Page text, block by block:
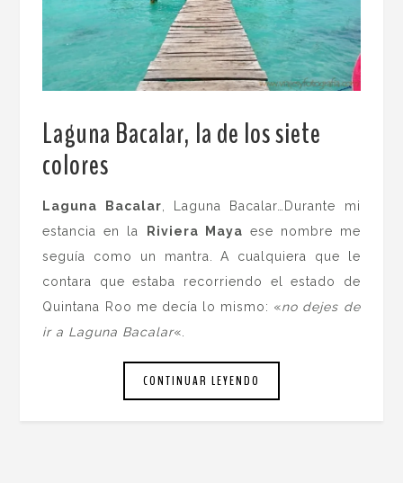
Laguna Bacalar, la de los siete
colores
Laguna Bacalar , Laguna Bacalar…Durante mi
estancia en la
Riviera Maya ese nombre me
seguía como un mantra. A cualquiera que le
contara que estaba recorriendo el estado de
Quintana Roo me decía lo mismo: «no dejes de
ir a Laguna Bacalar«.
CONTINUAR LEYENDO